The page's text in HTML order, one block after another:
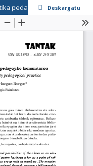
pedagogiko komunitarioa
Deskargatu